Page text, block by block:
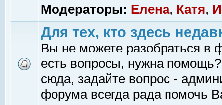
Модераторы: Елена, Катя,
Для тех, кто здесь
Вы не можете разобраться в
есть вопросы, нужна помощь?
сюда, задайте вопрос -
форума всегда рада помочь